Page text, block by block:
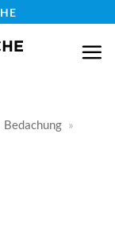
Bedachung »